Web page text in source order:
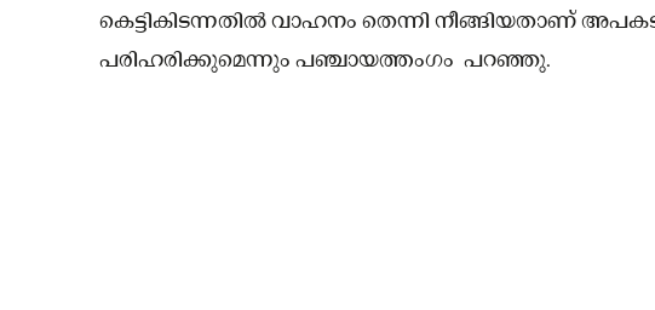
കെട്ടികിടന്നതിൽ വാഹനം തെന്നി നീങ്ങിയതാണ്
പരിഹരിക്കുമെന്നും പഞ്ചായത്തംഗം പറഞ്ഞു.